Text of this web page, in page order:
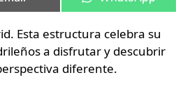
Esta estructura celebra su
a disfrutar y descubrir
diferente.